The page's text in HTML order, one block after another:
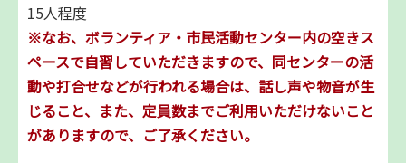
15人程度
※なお、ボランティア・市民活動センター内の空きス
ペースで自習していただきますので、同センターの活
動や打合せなどが行われる場合は、話し声や物音が生
じること、また、定員数までご利用いただけないこと
がありますので、ご了承ください。